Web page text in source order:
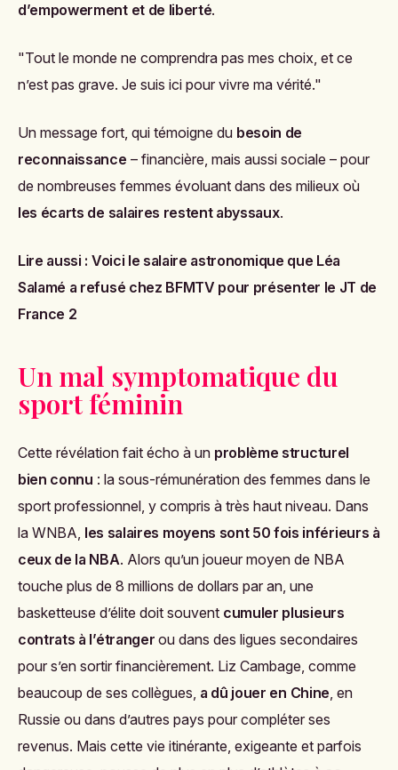
d’empowerment et de liberté.
"Tout le monde ne comprendra pas mes choix, et ce
n’est pas grave. Je suis ici pour vivre ma vérité."
Un message fort, qui témoigne du besoin de
reconnaissance – financière, mais aussi sociale – pour
de nombreuses femmes évoluant dans des milieux où
les écarts de salaires restent abyssaux.
Lire aussi : Voici le salaire astronomique que Léa
Salamé a refusé chez BFMTV pour présenter le JT de
France 2
Un mal symptomatique du
sport féminin
Cette révélation fait écho à un problème structurel
bien connu : la sous-rémunération des femmes dans le
sport professionnel, y compris à très haut niveau. Dans
la WNBA, les salaires moyens sont 50 fois inférieurs à
ceux de la NBA. Alors qu’un joueur moyen de NBA
touche plus de 8 millions de dollars par an, une
basketteuse d’élite doit souvent cumuler plusieurs
contrats à l’étranger ou dans des ligues secondaires
pour s’en sortir financièrement. Liz Cambage, comme
beaucoup de ses collègues, a dû jouer en Chine, en
Russie ou dans d’autres pays pour compléter ses
revenus. Mais cette vie itinérante, exigeante et parfois